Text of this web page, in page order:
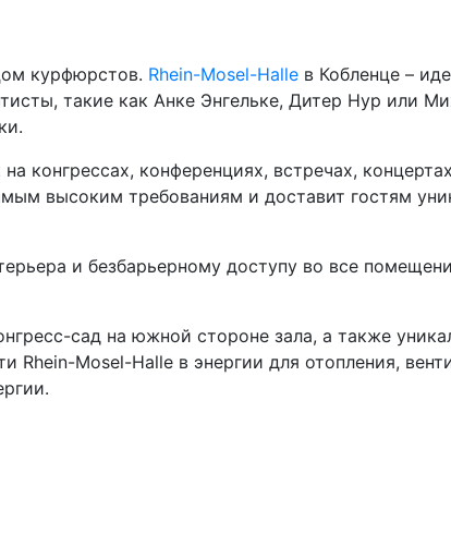
курфюрстов. Rhein-Mosel-Halle в Кобленце –
такие как Анке Энгельке, Дитер Нур или
конгрессах, конференциях, встречах,
высоким требованиям и доставит гостям
и безбарьерному доступу во все
сад на южной стороне зала, а также
Rhein-Mosel-Halle в энергии для отопления,